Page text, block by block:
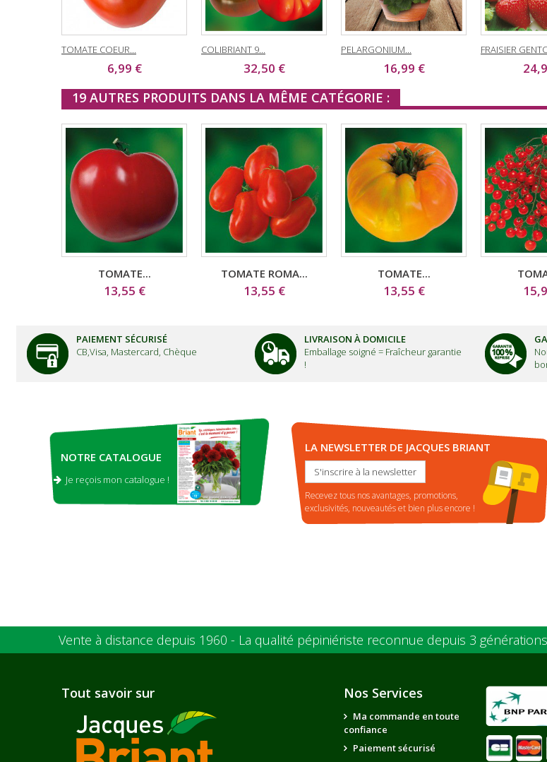
TOMATE COEUR...
6,99 €
COLIBRIANT 9...
32,50 €
PELARGONIUM...
16,99 €
FRAISIER
19 AUTRES PRODUITS DANS LA MÊME CATÉGORIE :
TOMATE...
13,55 €
TOMATE ROMA...
13,55 €
TOMATE...
13,55 €
PAIEMENT SÉCURISÉ
CB,Visa, Mastercard, Chèque
LIVRAISON À DOMICILE
Emballage soigné = Fraîcheur garantie
!
NOTRE CATALOGUE
Je reçois mon catalogue !
LA NEWSLETTER DE JACQUES BRIANT
S'inscrire à la newsletter
Recevez tous nos avantages, promotions,
exclusivités, nouveautés et bien plus encore !
Vente à distance depuis 1960 - La qualité pépiniériste reconnue depuis 3 générations
Tout savoir sur Nos Services
Ma commande en toute
confiance
Paiement sécurisé